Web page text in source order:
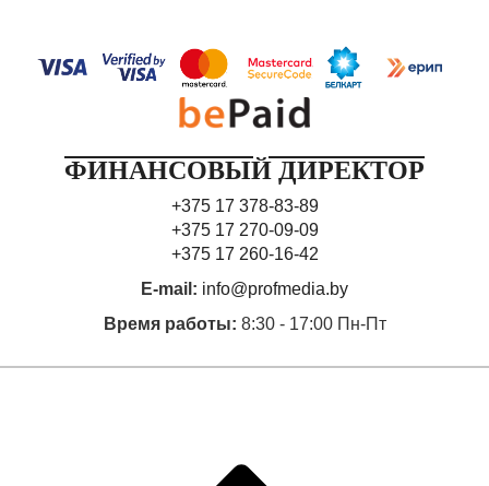
ФИНАНСОВЫЙ ДИРЕКТОР
+375 17 378-83-89
+375 17 270-09-09
+375 17 260-16-42
E-mail: info@profmedia.by
Время работы: 8:30 - 17:00 Пн-Пт